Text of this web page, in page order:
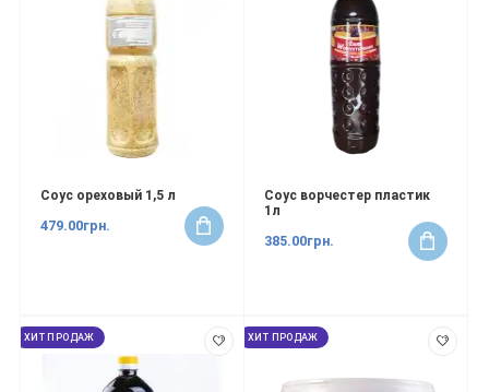
Соус ореховый 1,5 л
479.00грн.
Соус ворчестер пластик
1л
385.00грн.
ХИТ ПРОДАЖ ХИТ ПРОДАЖ